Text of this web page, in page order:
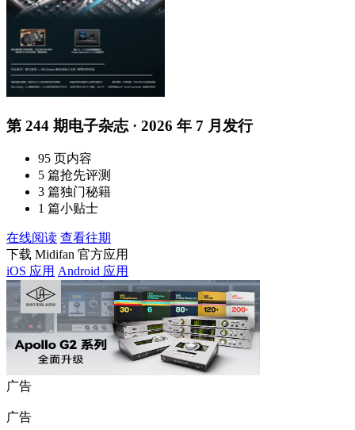
第 244 期电子杂志 · 2026 年 7 月发行
95 页内容
5 篇抢先评测
3 篇独门秘籍
1 篇小贴士
在线阅读 查看往期
下载 Midifan 官方应用
iOS 应用 Android 应用
广告
广告